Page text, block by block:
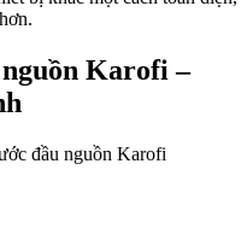
Karofi –